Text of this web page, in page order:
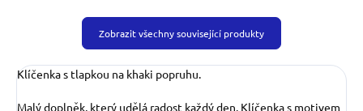
Zobrazit všechny související produkty
Klíčenka s tlapkou na khaki popruhu.
Malý doplněk, který udělá radost každý den. Klíčenka s motivem